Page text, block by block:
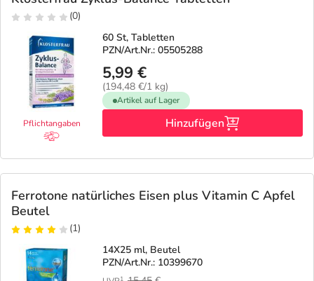
(0)
Pflichtangaben
60 St, Tabletten
PZN/Art.Nr.: 05505288
5,99 €
(194,48 €/1 kg)
Artikel auf Lager
Hinzufügen
Ferrotone natürliches Eisen plus Vitamin C Apfel
Beutel
(1)
14X25 ml, Beutel
PZN/Art.Nr.: 10399670
1